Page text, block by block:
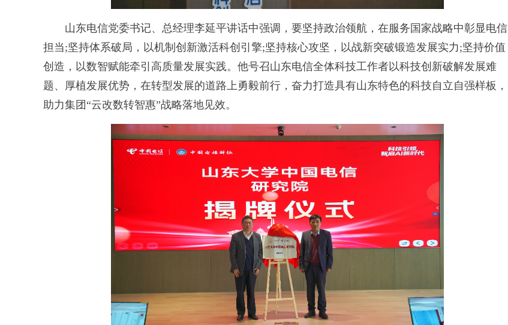
山东电信党委书记、总经理李延平讲话中强调，要坚持政治领航，在服务国家战略中彰显电信
担当;坚持体系破局，以机制创新激活科创引擎;坚持核心攻坚，以战新突破锻造发展实力;坚持价值
创造，以数智赋能牵引高质量发展实践。他号召山东电信全体科技工作者以科技创新破解发展难
题、厚植发展优势，在转型发展的道路上勇毅前行，奋力打造具有山东特色的科技自立自强样板，
助力集团“云改数转智惠”战略落地见效。